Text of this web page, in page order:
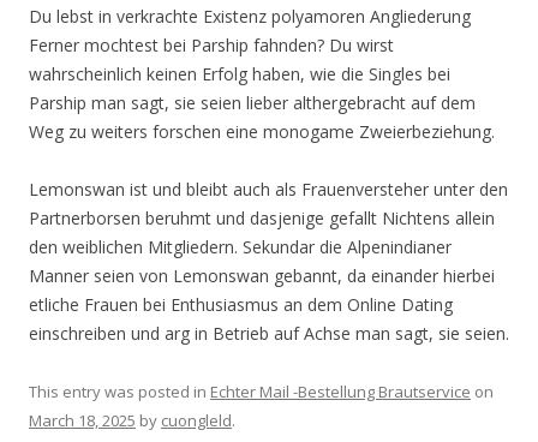
Du lebst in verkrachte Existenz polyamoren Angliederung
Ferner mochtest bei Parship fahnden? Du wirst
wahrscheinlich keinen Erfolg haben, wie die Singles bei
Parship man sagt, sie seien lieber althergebracht auf dem
Weg zu weiters forschen eine monogame Zweierbeziehung.
Lemonswan ist und bleibt auch als Frauenversteher unter den
Partnerborsen beruhmt und dasjenige gefallt Nichtens allein
den weiblichen Mitgliedern. Sekundar die Alpenindianer
Manner seien von Lemonswan gebannt, da einander hierbei
etliche Frauen bei Enthusiasmus an dem Online Dating
einschreiben und arg in Betrieb auf Achse man sagt, sie seien.
This entry was posted in Echter Mail -Bestellung Brautservice on
March 18, 2025 by cuongleld.